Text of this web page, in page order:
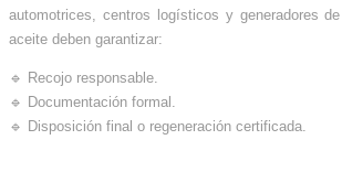
automotrices, centros logísticos y generadores
aceite deben garantizar:
🔹 Recojo responsable.
🔹 Documentación formal.
🔹 Disposición final o regeneración certificada.